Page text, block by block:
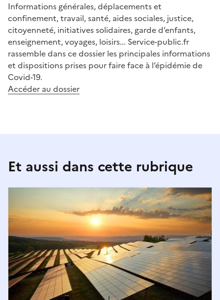
Informations générales, déplacements et
confinement, travail, santé, aides sociales, justice,
citoyenneté, initiatives solidaires, garde d’enfants,
enseignement, voyages, loisirs... Service-public.fr
rassemble dans ce dossier les principales informations
et dispositions prises pour faire face à l’épidémie de
Covid-19.
Accéder au dossier
Et aussi dans cette rubrique